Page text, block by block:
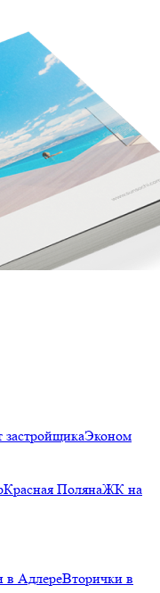
застройщикаЭконом
Красная ПолянаЖК на
в АдлереВторички в